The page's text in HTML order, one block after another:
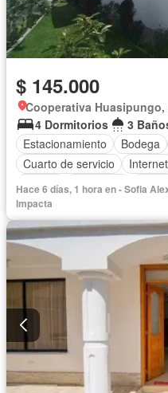
$ 145.000
Cooperativa
4 Dormitorios
3
Estacionamiento
Bodega
Cuarto de servicio
Internet
Parrilla
Seguridad
Sin amoblar
Hace 6 días, 1 hora en - Sofia
Impacta